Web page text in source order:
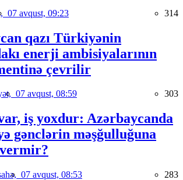
07 avqust, 09:23 314
qazı Türkiyənin
enerji ambisiyalarının
çevrilir
07 avqust, 08:59 303
iş yoxdur: Azərbaycanda
gənclərin məşğulluğuna
07 avqust, 08:53 283